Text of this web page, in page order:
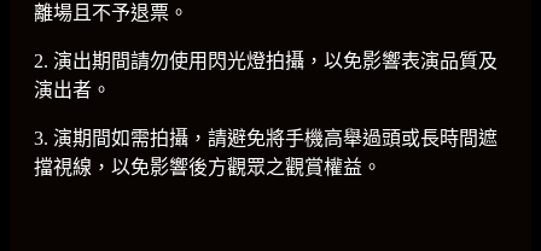
離場且不予退票。
2. 演出期間請勿使用閃光燈拍攝，以免影響表演品質及
演出者。
3. 演期間如需拍攝，請避免將手機高舉過頭或長時間遮
擋視線，以免影響後方觀眾之觀賞權益。